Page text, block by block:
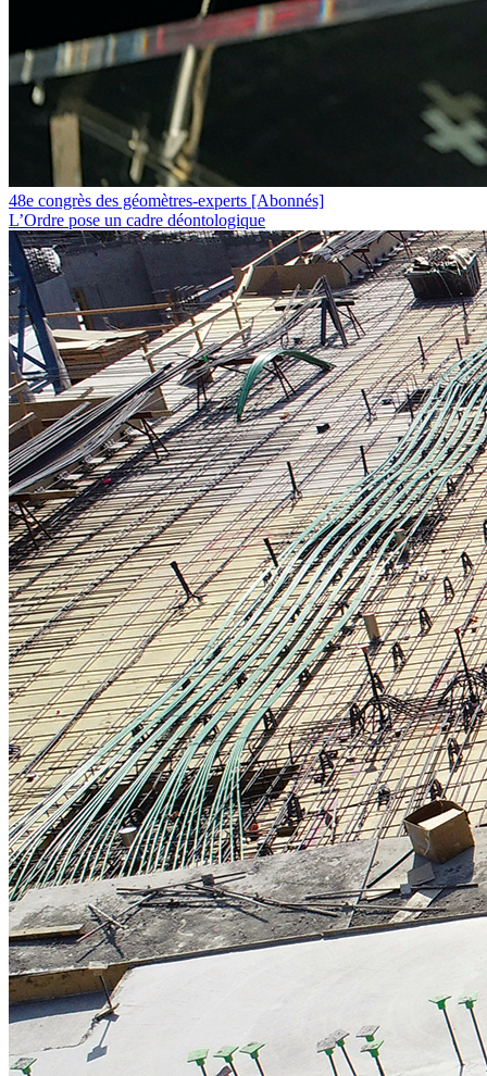
48e congrès des géomètres-experts [Abonnés]
L’Ordre pose un cadre déontologique